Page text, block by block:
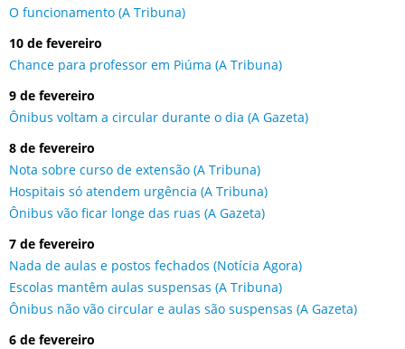
O funcionamento (A Tribuna)
10 de fevereiro
Chance para professor em Piúma (A Tribuna)
9 de fevereiro
Ônibus voltam a circular durante o dia (A Gazeta)
8 de fevereiro
Nota sobre curso de extensão (A Tribuna)
Hospitais só atendem urgência (A Tribuna)
Ônibus vão ficar longe das ruas (A Gazeta)
7 de fevereiro
Nada de aulas e postos fechados (Notícia Agora)
Escolas mantêm aulas suspensas (A Tribuna)
Ônibus não vão circular e aulas são suspensas (A Gazeta)
6 de fevereiro